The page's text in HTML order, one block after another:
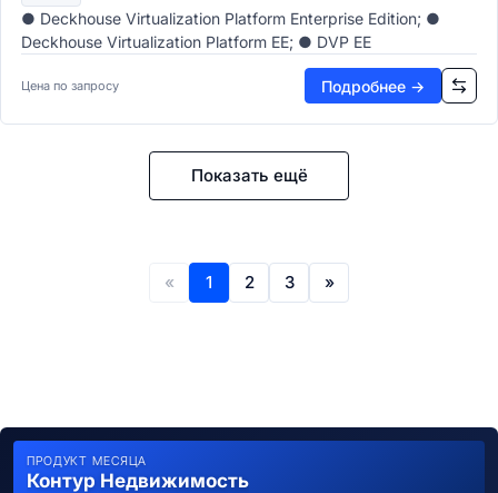
● Deckhouse Virtualization Platform Enterprise Edition; ●
Deckhouse Virtualization Platform EE; ● DVP EE
Цена по запросу Подробнее →
Показать ещё
« 1 2 3 »
ПРОДУКТ МЕСЯЦА
Контур Недвижимость